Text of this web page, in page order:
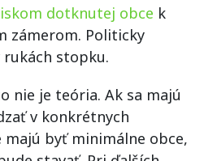
dotknutej obce k
zámerom. Politicky
rukách stopku.
nie je teória. Ak sa majú
v konkrétnych
byť minimálne obce,